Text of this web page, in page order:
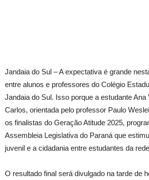
Jandaia do Sul – A expectativa é grande
entre alunos e professores do Colégio
Jandaia do Sul. Isso porque a estudante Ana
Carlos, orientada pelo professor Paulo
os finalistas do Geração Atitude 2025,
Assembleia Legislativa do Paraná que
juvenil e a cidadania entre estudantes da
O resultado final será divulgado na tarde de